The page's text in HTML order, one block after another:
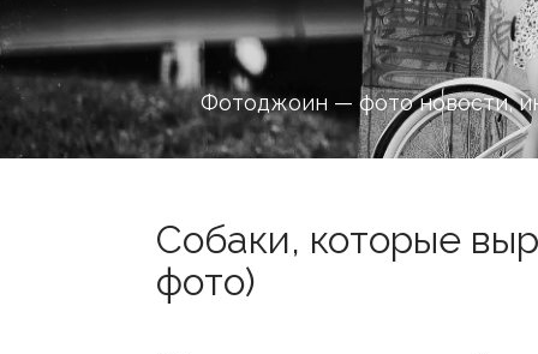
Фотоджоин — фото новости,
Cобаки, которые
фото)